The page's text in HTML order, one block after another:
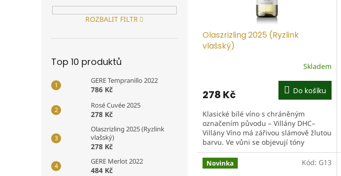
ROZBALIT FILTR
Top 10 produktů
GERE Tempranillo 2022
786 Kč
Rosé Cuvée 2025
278 Kč
Olaszrizling 2025 (Ryzlink
vlašský)
278 Kč
GERE Merlot 2022
484 Kč
Olaszrizling 2025 (Ryzlink
vlašský)
Skladem
278 Kč Do košíku
Klasické bílé víno s chráněným
označením původu – Villány DHC–
Villány Víno má zářivou slámově žlutou
barvu. Ve vůni se objevují tóny
zeleného jablka, broskve, vanilky a
jemných...
Novinka Kód: G13